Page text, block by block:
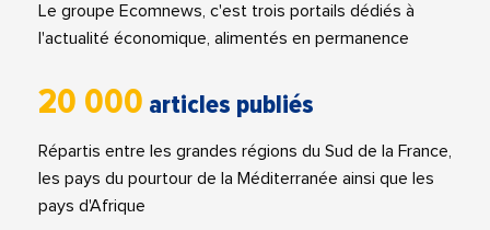
Le groupe Ecomnews, c'est trois portails dédiés à
l'actualité économique, alimentés en permanence
20 000 articles publiés
Répartis entre les grandes régions du Sud de la France,
les pays du pourtour de la Méditerranée ainsi que les
pays d'Afrique